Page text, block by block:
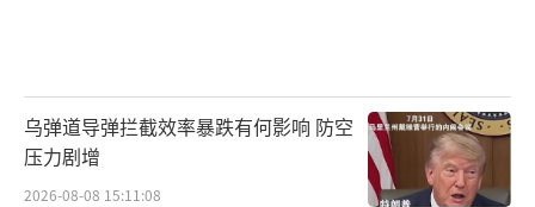
乌弹道导弹拦截效率暴跌有何影响 防空
压力剧增
2026-08-08 15:11:08